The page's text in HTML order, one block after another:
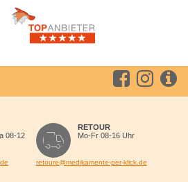
08-12
RETOUR
Mo-Fr 08-16 Uhr
retoure@medikamente-per-klick.de